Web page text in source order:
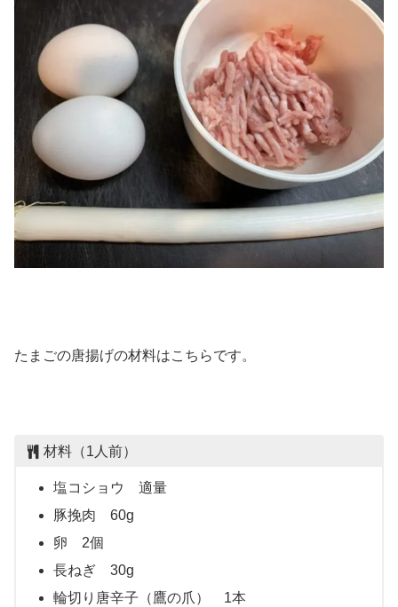
たまごの唐揚げの材料はこちらです。
材料（1人前）
塩コショウ 適量
豚挽肉 60g
卵 2個
長ねぎ 30g
輪切り唐辛子（鷹の爪） 1本